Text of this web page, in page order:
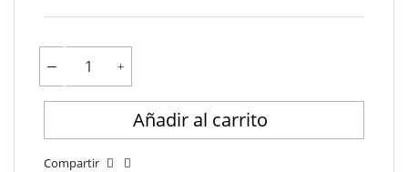
Añadir al carrito
Compartir